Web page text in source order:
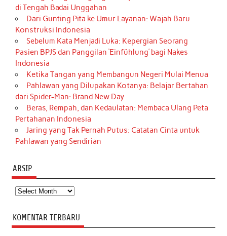
di Tengah Badai Unggahan
Dari Gunting Pita ke Umur Layanan: Wajah Baru
Konstruksi Indonesia
Sebelum Kata Menjadi Luka: Kepergian Seorang
Pasien BPJS dan Panggilan ‘Einfühlung’ bagi Nakes
Indonesia
Ketika Tangan yang Membangun Negeri Mulai Menua
Pahlawan yang Dilupakan Kotanya: Belajar Bertahan
dari Spider-Man: Brand New Day
Beras, Rempah, dan Kedaulatan: Membaca Ulang Peta
Pertahanan Indonesia
Jaring yang Tak Pernah Putus: Catatan Cinta untuk
Pahlawan yang Sendirian
ARSIP
Arsip
KOMENTAR TERBARU